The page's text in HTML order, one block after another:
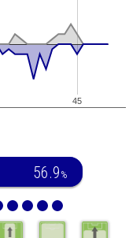
45
56.9 %